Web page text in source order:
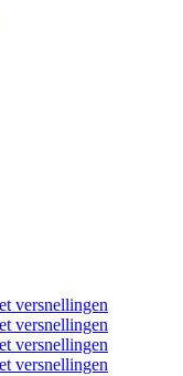
versnellingen
versnellingen
versnellingen
versnellingen